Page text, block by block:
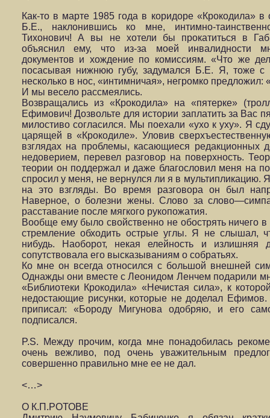
Как-то в марте 1985 года в коридоре «Крокодила» в
Б.Е., наклонившись ко мне, интимно-
Тихонович! А вы не хотели бы прокатиться в
объяснил ему, что из-за моей инвалидности
документов и хождение по комиссиям. «Что же
посасывая нижнюю губу, задумался Б.Е. Я, тоже с
несколько в нос, «интимничая», негромко предложил:
И мы весело рассмеялись.
Возвращались из «Крокодила» на «пятерке»
Ефимович! Дозвольте для истории заплатить за Вас
милостиво согласился. Мы поехали «ухо к уху». Я
царящей в «Крокодиле». Уловив
взглядах на проблемы, касающиеся редакционных
недоверием, перевел разговор на поверхность.
теории он поддержал и даже благословил меня на
спросил у меня, не вернулся ли я в мультипликацию.
на это взгляды. Во время разговора он был
Наверное, о болезни жены. Слово за
расставание после мягкого рукопожатия.
Вообще ему было свойственно не обострять ничего
стремление обходить острые углы. Я не слышал,
нибудь. Наоборот, некая елейность и излишняя
сопутствовала его высказываниям о собратьях.
Ко мне он всегда относился с большой внешней
Однажды они вместе с Леонидом Ленчем подарили
«Библиотеки Крокодила» «Нечистая сила», к
недостающие рисунки, которые не доделал
приписал: «Бороду Мигунова одобряю, и его
подписался.
P.S. Между прочим, когда мне понадобилась
очень вежливо, под очень уважительным
совершенно правильно мне ее не дал.
<…>
О К.П.РОТОВЕ